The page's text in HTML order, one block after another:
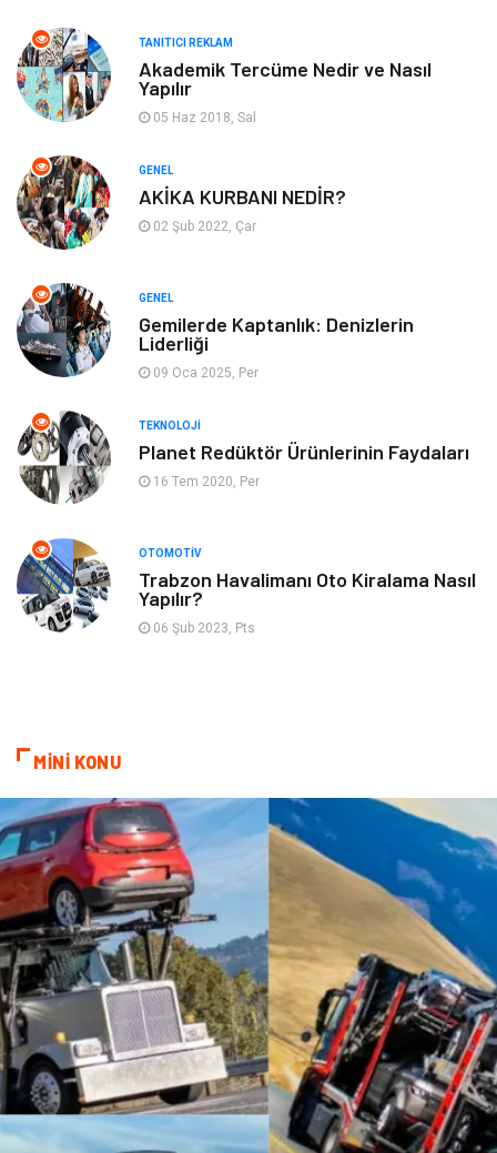
Aksesuar
Genel Kültür
Gayrimenkul Hobi
Ev İşleri Gençlik
Sigorta
Seyahat
TANITICI REKLAM
Akademik Tercüme Nedir ve Nasıl
Yapılır
05 Haz 2018, Sal
GENEL
AKİKA KURBANI NEDİR?
02 Şub 2022, Çar
GENEL
Gemilerde Kaptanlık: Denizlerin
Liderliği
09 Oca 2025, Per
TEKNOLOJI
Planet Redüktör Ürünlerinin Faydaları
16 Tem 2020, Per
OTOMOTIV
Trabzon Havalimanı Oto Kiralama Nasıl
Yapılır?
06 Şub 2023, Pts
MİNİ KONU